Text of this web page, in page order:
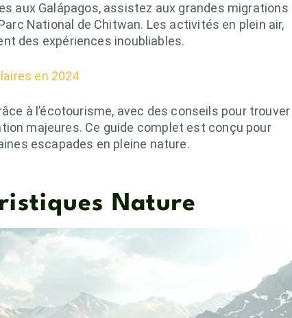
aux Galápagos, assistez aux grandes migrations
National de Chitwan. Les activités en plein air,
des expériences inoubliables.
en 2024
à l’écotourisme, avec des conseils pour trouver
majeures. Ce guide complet est conçu pour
escapades en pleine nature.
Nature